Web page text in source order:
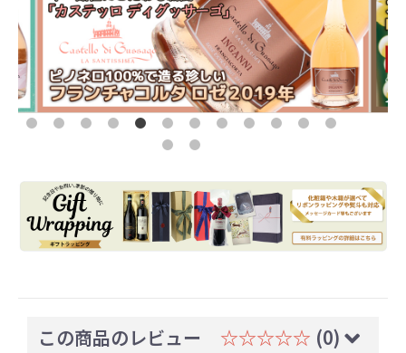
この商品のレビュー ☆☆☆☆☆ (0)